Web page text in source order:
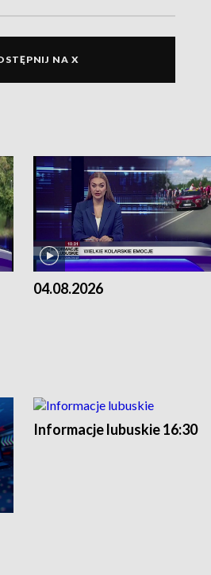
NA X
04.08.2026
Informacje lubuskie 16:30